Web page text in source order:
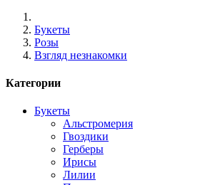
Букеты
Розы
Взгляд незнакомки
Категории
Букеты
Альстромерия
Гвоздики
Герберы
Ирисы
Лилии